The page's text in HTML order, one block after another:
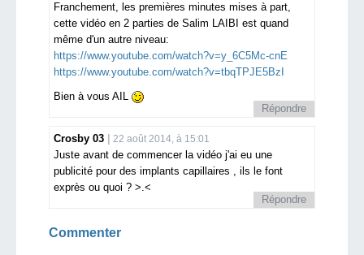
Franchement, les premières minutes mises à part,
cette vidéo en 2 parties de Salim LAIBI est quand
même d'un autre niveau:
https://www.youtube.com/watch?v=y_6C5Mc-cnE
https://www.youtube.com/watch?v=tbqTPJE5BzI
Bien à vous AIL
Répondre
Crosby 03 22 août 2014, à 15:01
Juste avant de commencer la vidéo j'ai eu une
publicité pour des implants capillaires , ils le font
exprès ou quoi ? >.<
Répondre
Commenter